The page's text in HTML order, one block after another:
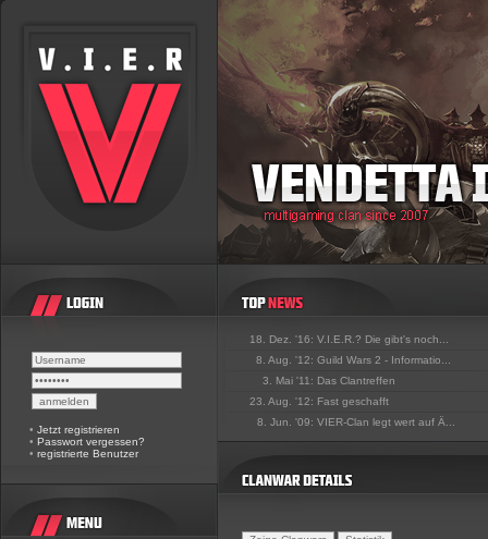
• Jetzt registrieren
• Passwort vergessen?
• registrierte Benutzer
18. Dez. '16: V.I.E.R.? Die gibt's noch...
8. Aug. '12: Guild Wars 2 - Informatio...
3. Mai '11: Das Clantreffen
23. Aug. '12: Fast geschafft
8. Jun. '09: VIER-Clan legt wert auf Ä...